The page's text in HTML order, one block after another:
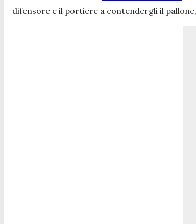
difensore e il portiere a contendergli il